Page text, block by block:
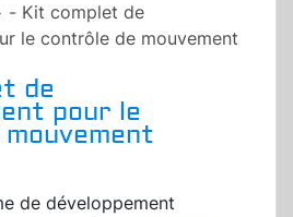
- Kit complet de
le contrôle de mouvement
de
pour le
de développement